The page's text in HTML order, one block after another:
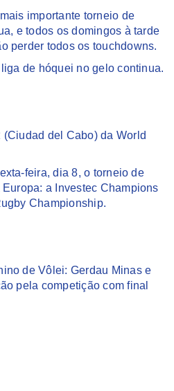
importante torneio de
e todos os domingos à tarde
perder todos os touchdowns.
de hóquei no gelo continua.
del Cabo) da World
feira, dia 8, o torneio de
a Investec Champions
Championship.
de Vôlei: Gerdau Minas e
pela competição com final